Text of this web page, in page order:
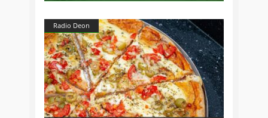
Radio Deon